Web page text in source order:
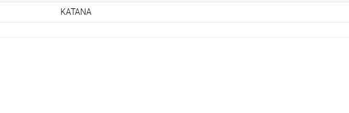
KATANA